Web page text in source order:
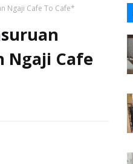
Ngaji Cafe To Cafe*
Ngaji Cafe